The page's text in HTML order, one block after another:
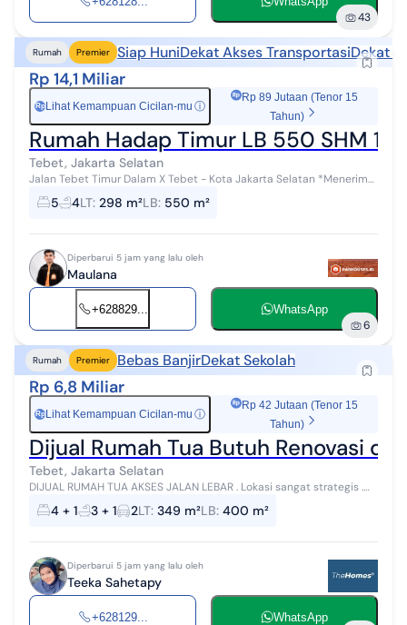
43
Rumah Premier Siap HuniDekat Akses TransportasiDekat
Rp 14,1 Miliar
Rp Lihat Kemampuan Cicilan-mu ⓘ
Rp 89 Jutaan (Tenor 15
Tahun)
Rumah Hadap Timur LB 550 SHM
Tebet, Jakarta Selatan
Jalan Tebet Timur Dalam X Tebet - Kota Jakarta Selatan *Menerima
Cash *Bisa Dibantu KPR Rumah siap huni lokasi strategis, dekat
dengan fasilitas ...
5 4LT: 298 m²LB: 550 m²
Diperbarui 5 jam yang lalu oleh
Maulana
+628829... WhatsApp
6
Rumah Premier Bebas BanjirDekat Sekolah
Rp 6,8 Miliar
Rp Lihat Kemampuan Cicilan-mu ⓘ
Rp 42 Jutaan (Tenor 15
Tahun)
Dijual Rumah Tua Butuh Renovasi di
Tebet, Jakarta Selatan
DIJUAL RUMAH TUA AKSES JALAN LEBAR . Lokasi sangat strategis .
Bebas banjir . Sangat cocok untuk bisnis atau tempat usaha . Dekat
ke pusat bisnis,...
4 + 1 3 + 1 2LT: 349 m²LB: 400 m²
Diperbarui 5 jam yang lalu oleh
Teeka Sahetapy
+628129... WhatsApp